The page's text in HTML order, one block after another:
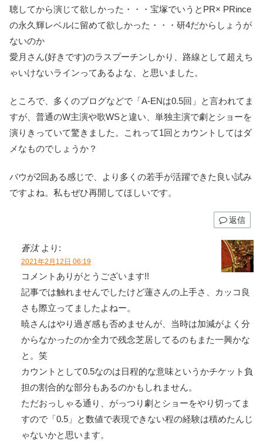
聴してから演じて欲しかった・・・宝塚でいうとPR× PRince
の永久輝レベルに留めて欲しかった・・・研4だからしょうが
ないのか
愛月さん(好きです)のラスプーチンしかり、路線として超えち
ゃいけないラインってあるよな、と思いました。
ところで、多くのブログなどで「A-ENは0.5回」と言われてま
すが、普通のW主演や歌WSと違い、単独主演で劇とショーを
演りきっていて驚きました。これって1回とカウントしてはダ
メなものでしょうか？
バウが2回ある感じで、より多くの若手が活躍できた良い試み
ですよね。私もぜひ再開してほしいです。
返信
蒼汰 より:
2021年2月12日 06:19
コメントありがとうございます!!
記事では触れませんでしたけど蓮さんの上手さ、カッコ良
さも際立ってましたよねー。
暁さんはやり過ぎ感も否めませんが、当時は加減がよく分
からなかったのか全力で残念芝居してるのもまた一興かな
と。笑
カウントとして0.5なのは日程的な意味というかチケット負
担の割合的な部分もあるのかもしれません。
ただおっしゃる通り、がっつり劇とショーをやり切ってま
すので「0.5」と数値で表現できない程の経験は積めたんじ
ゃないかと思います。